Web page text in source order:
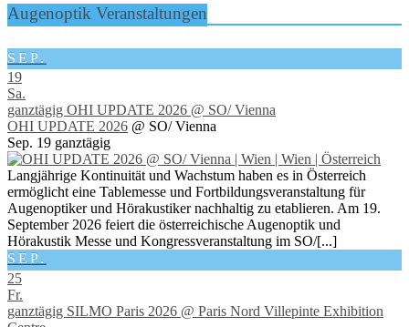
Augenoptik Veranstaltungen
SEP.
19
Sa.
ganztägig OHI UPDATE 2026 @ SO/ Vienna
OHI UPDATE 2026 @ SO/ Vienna
Sep. 19 ganztägig
Langjährige Kontinuität und Wachstum haben es in Österreich
ermöglicht eine Tablemesse und Fortbildungsveranstaltung für
Augenoptiker und Hörakustiker nachhaltig zu etablieren. Am 19.
September 2026 feiert die österreichische Augenoptik und
Hörakustik Messe und Kongressveranstaltung im SO/[...]
SEP.
25
Fr.
ganztägig SILMO Paris 2026 @ Paris Nord Villepinte Exhibition